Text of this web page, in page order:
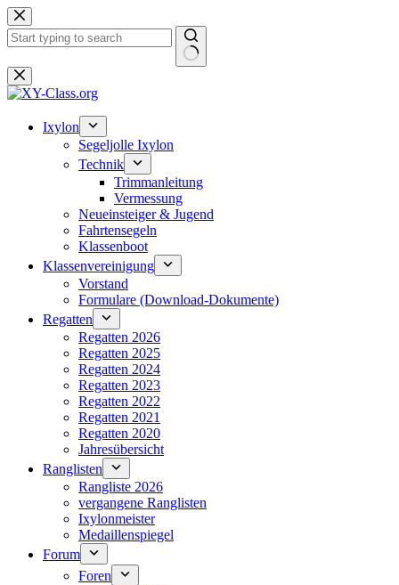
Zum
Inhalt
springen
Keine
Ergebnisse
Ixylon
Segeljolle Ixylon
Technik
Trimmanleitung
Vermessung
Neueinsteiger & Jugend
Fahrtensegeln
Klassenboot
Klassenvereinigung
Vorstand
Formulare (Download-Dokumente)
Regatten
Regatten 2026
Regatten 2025
Regatten 2024
Regatten 2023
Regatten 2022
Regatten 2021
Regatten 2020
Jahresübersicht
Ranglisten
Rangliste 2026
vergangene Ranglisten
Ixylonmeister
Medaillenspiegel
Forum
Foren